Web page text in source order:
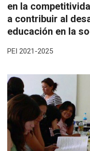
en la
a contribuir al
educación en la
PEI 2021-2025